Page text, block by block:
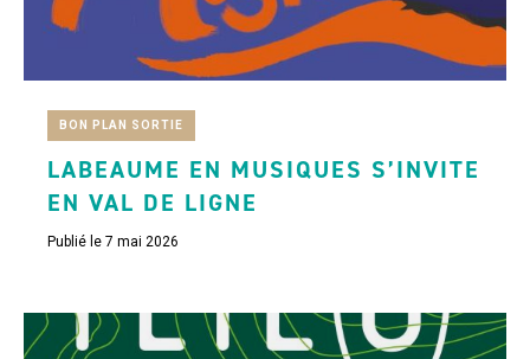
BON PLAN SORTIE
LABEAUME EN MUSIQUES S’INVITE
EN VAL DE LIGNE
Publié le 7 mai 2026